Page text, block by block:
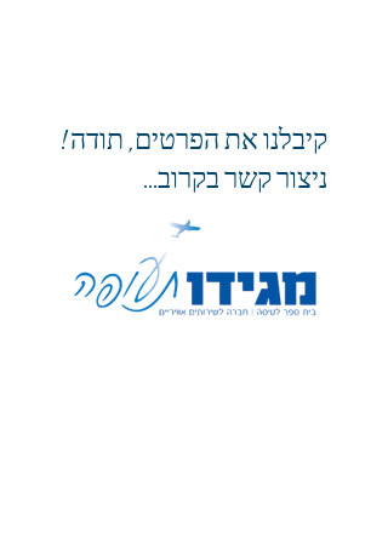
קיבלנו את הפרטים, תודה!
ניצור קשר בקרוב...